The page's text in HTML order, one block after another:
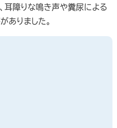
耳障りな鳴き声や糞尿による
ありました。